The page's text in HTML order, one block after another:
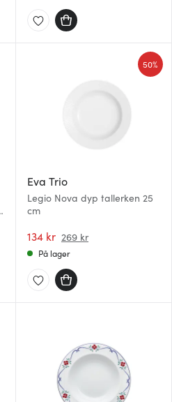
Eva Trio
Legio Nova dyp tallerken 25
cm
134 kr 269 kr
50%
På lager